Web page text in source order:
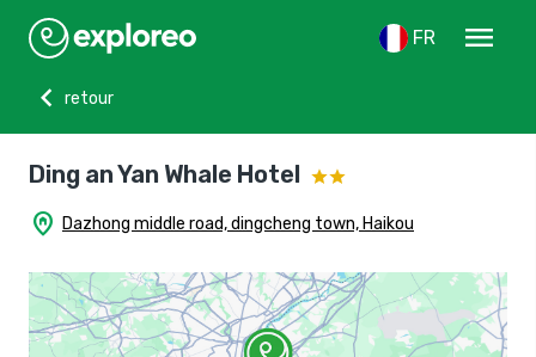
FR
menu
chevron_left
retour
Ding an Yan Whale Hotel
home_pin Dazhong middle road, dingcheng town, Haikou